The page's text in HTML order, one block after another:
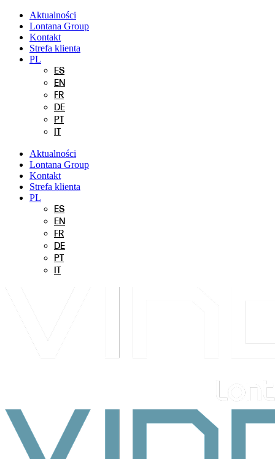
Przejdź
treści
Aktualności
Lontana Group
Kontakt
Strefa klienta
PL
ES
EN
FR
DE
PT
Aktualności
Lontana Group
Kontakt
Strefa klienta
PL
ES
EN
FR
DE
PT